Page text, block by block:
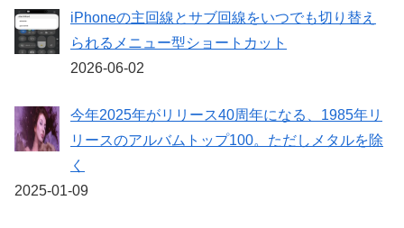
iPhoneの主回線とサブ回線をいつでも切り替え
られるメニュー型ショートカット
2026-06-02
今年2025年がリリース40周年になる、1985年リ
リースのアルバムトップ100。ただしメタルを除
く
2025-01-09